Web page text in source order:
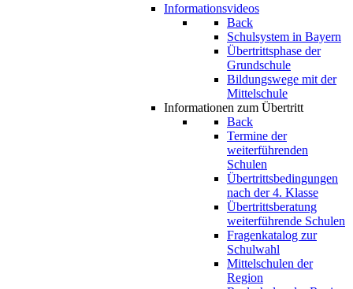
Informationsvideos
Back
Schulsystem in Bayern
Übertrittsphase der
Grundschule
Bildungswege mit der
Mittelschule
Informationen zum Übertritt
Back
Termine der
weiterführenden
Schulen
Übertrittsbedingungen
nach der 4. Klasse
Übertrittsberatung
weiterführende Schulen
Fragenkatalog zur
Schulwahl
Mittelschulen der
Region